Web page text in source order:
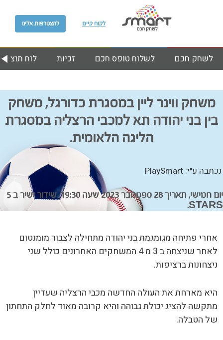
להצטרפות אלינו לקוח קיים
לוח זכיות לשלוח טופס חכם לשחק חכם
משחק ווינר ליין במסגרת כדורגל, משחק
בין בני יהודה תא למכבי הרצליה במסגרת
הליגה הלאומית.
נכתבה ע"י: PlaySmart
יום חמישי, תאריך 28 ספטמבר 2023 שעה 19:30. שידור ישיר ב 5
STARS.
אחרי פתיחה מגומגמת בני יהודה מתחילה לצבור מומנטום
לאחר שניצחה ב 3 מ 4 המשחקים האחרונים כולל שני
ניצחונות ברציפות.
היא מארחת את העולה החדשה מכבי הרצליה שעדיין
מתקשה להציג יכולת גבוהה והיא קרובה מאוד לחלק התחתון
של הטבלה.